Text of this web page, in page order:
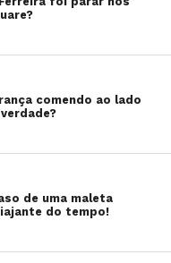
comendo ao lado
de uma maleta
do tempo!